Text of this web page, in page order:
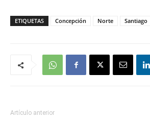
ETIQUETAS Concepción Norte Santiago
Artículo anterior